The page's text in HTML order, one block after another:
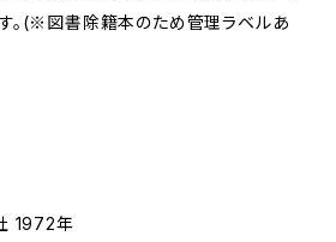
。(※図書除籍本のため管理ラベルあ
1972年